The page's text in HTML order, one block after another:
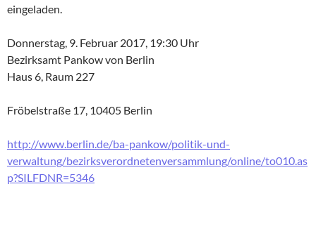
eingeladen.
Donnerstag, 9. Februar 2017, 19:30 Uhr
Bezirksamt Pankow von Berlin
Haus 6, Raum 227
Fröbelstraße 17, 10405 Berlin
http://www.berlin.de/ba-pankow/politik-und-
verwaltung/bezirksverordnetenversammlung/online/to010.as
p?SILFDNR=5346